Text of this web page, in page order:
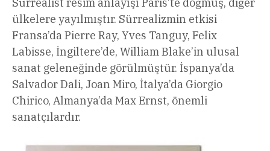
ülkelere yayılmıştır. Sürrealizmin etkisi
Fransa’da Pierre Ray, Yves Tanguy, Felix
Labisse, İngiltere’de, William Blake’in ulusal
sanat geleneğinde görülmüştür. İspanya’da
Salvador Dali, Joan Miro, İtalya’da Giorgio
Chirico, Almanya’da Max Ernst, önemli
sanatçılardır.